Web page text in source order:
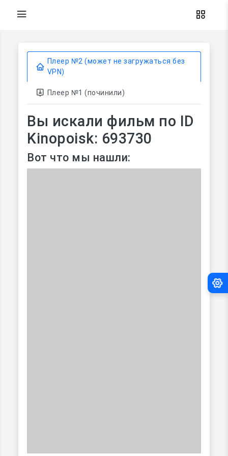
Плеер №2 (может не загружаться без
VPN)
Плеер №1 (починили)
Вы искали фильм по ID
Kinopoisk: 693730
Вот что мы нашли: